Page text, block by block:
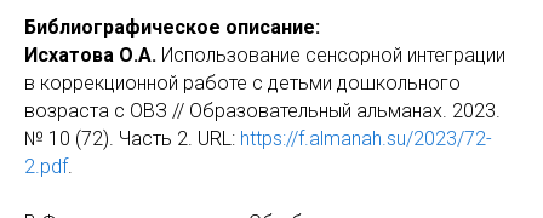
Библиографическое описание:
Исхатова О.А. Использование сенсорной интеграции
в коррекционной работе с детьми дошкольного
возраста с ОВЗ // Образовательный альманах. 2023.
№ 10 (72). Часть 2. URL: https://f.almanah.su/2023/72-
2.pdf.